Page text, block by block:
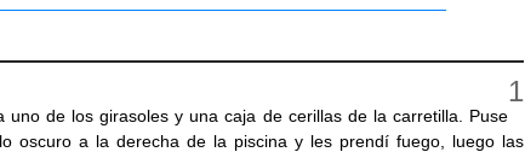
uno de los girasoles y una caja de cerillas de la carretilla. Puse
oscuro a la derecha de la piscina y les prendí fuego, luego las